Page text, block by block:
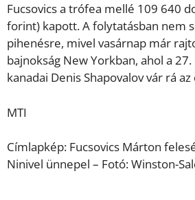
Fucsovics a trófea mellé 109 640
forint) kapott. A folytatásban nem
pihenésre, mivel vasárnap már
bajnokság New Yorkban, ahol a
kanadai Denis Shapovalov vár rá
MTI
Címlapkép: Fucsovics Márton
Ninivel ünnepel – Fotó: Winston-